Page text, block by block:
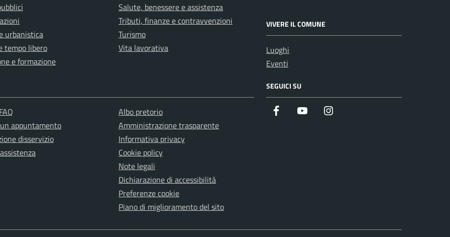
urbanistica
tempo libero
e formazione
Salute, benessere e assistenza
Tributi, finanze e contravvenzioni
Turismo
Vita lavorativa
VIVERE IL COMUNE
Luoghi
Eventi
appuntamento
disservizio
Albo pretorio
Amministrazione trasparente
Informativa privacy
Cookie policy
Note legali
Dichiarazione di accessibilità
Preferenze cookie
Piano di miglioramento del sito
SEGUICI SU
Facebook Youtube